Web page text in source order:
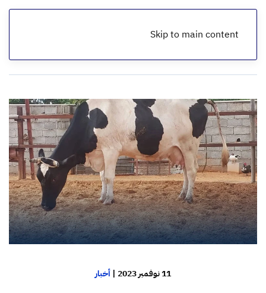
Skip to main content
الرئيسية
11 نوفمبر 2023 | أخبار